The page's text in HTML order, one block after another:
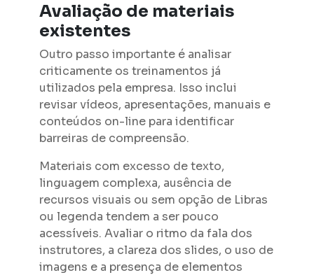
Avaliação de materiais
existentes
Outro passo importante é analisar
criticamente os treinamentos já
utilizados pela empresa. Isso inclui
revisar vídeos, apresentações, manuais e
conteúdos on-line para identificar
barreiras de compreensão.
Materiais com excesso de texto,
linguagem complexa, ausência de
recursos visuais ou sem opção de Libras
ou legenda tendem a ser pouco
acessíveis. Avaliar o ritmo da fala dos
instrutores, a clareza dos slides, o uso de
imagens e a presença de elementos